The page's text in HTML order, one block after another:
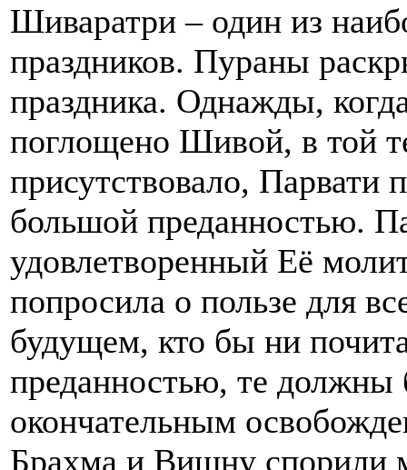
Шиваратри – один из
праздников. Пураны
праздника. Однажды,
поглощено Шивой, в той
присутствовало, Парвати
большой преданностью.
удовлетворенный Её
попросила о пользе для
будущем, кто бы ни
преданностью, те
окончательным
Брахма и Вишну спорили